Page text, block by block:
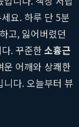
요. 하루 단 5분
고, 잃어버렸던
. 꾸준한소흉근
운 어깨와 상쾌한
니다. 오늘부터 뷰